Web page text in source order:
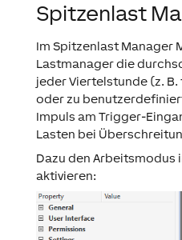
Spitzenlast
Im Spitzenlast Manager
Lastmanager die
jeder Viertelstunde (z. B.
oder zu
Impuls am Trigger-
Lasten bei
Dazu den
aktivieren: